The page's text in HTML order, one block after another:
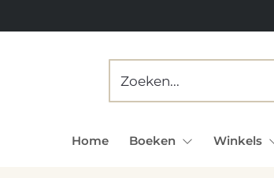
Home Boeken Winkels